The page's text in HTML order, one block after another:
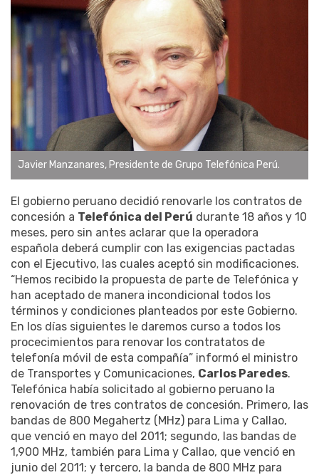
Javier Manzanares, Presidente de Grupo Telefónica Perú.
El gobierno peruano decidió renovarle los contratos de
concesión a Telefónica del Perú durante 18 años y 10
meses, pero sin antes aclarar que la operadora
española deberá cumplir con las exigencias pactadas
con el Ejecutivo, las cuales aceptó sin modificaciones.
“Hemos recibido la propuesta de parte de Telefónica y
han aceptado de manera incondicional todos los
términos y condiciones planteados por este Gobierno.
En los días siguientes le daremos curso a todos los
procecimientos para renovar los contratatos de
telefonía móvil de esta compañía” informó el ministro
de Transportes y Comunicaciones, Carlos Paredes.
Telefónica había solicitado al gobierno peruano la
renovación de tres contratos de concesión. Primero, las
bandas de 800 Megahertz (MHz) para Lima y Callao,
que venció en mayo del 2011; segundo, las bandas de
1,900 MHz, también para Lima y Callao, que venció en
junio del 2011; y tercero, la banda de 800 MHz para